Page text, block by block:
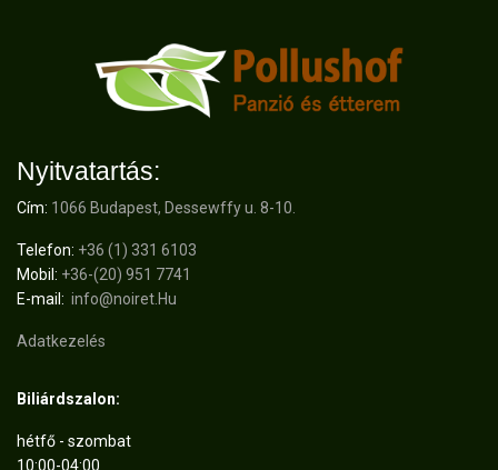
Nyitvatartás:
Cím: 1066 Budapest, Dessewffy u. 8-10.
Telefon: +36 (1) 331 6103
Mobil: +36-(20) 951 7741
E-mail: info@noiret.Hu
Adatkezelés
Biliárdszalon:
hétfő - szombat
10:00-04:00